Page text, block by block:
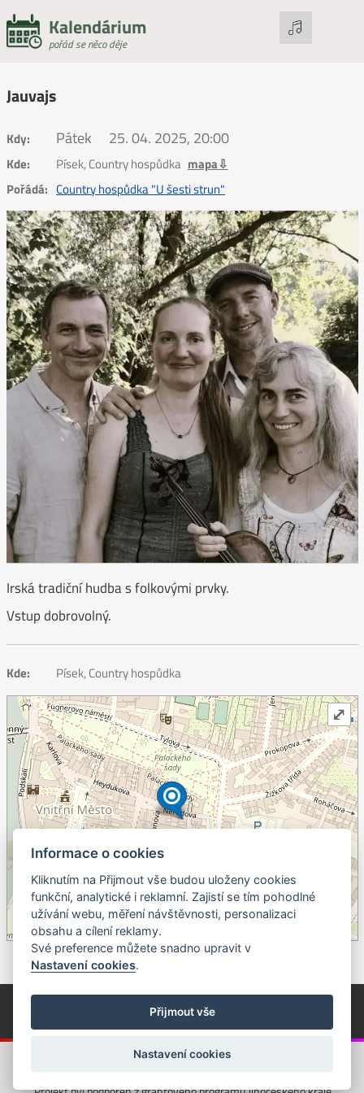
Kalendárium
pořád se něco děje
Jauvajs
Kdy: Pátek 25. 04. 2025, 20:00
Kde: Písek, Country hospůdka mapa⇩
Pořádá: Country hospůdka "U šesti strun"
Irská tradiční hudba s folkovými prvky.
Vstup dobrovolný.
Kde: Písek, Country hospůdka
©OpenStreetMapcontributors.
⤢
© Píseckem / Kalendárium (Změna programu vyhrazena!)
(Cookies)
© 2018 - 2026 Realizace a správa webu:
Informace o cookies
Kliknutím na Přijmout vše budou uloženy cookies
funkční, analytické i reklamní. Zajistí se tím pohodlné
užívání webu, měření návštěvnosti, personalizaci
obsahu a cílení reklamy.
Své preference můžete snadno upravit v
Nastavení cookies.
Přijmout vše
Nastavení cookies